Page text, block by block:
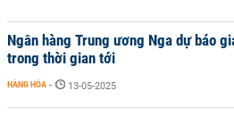
Ngân hàng Trung ương Nga dự báo
trong thời gian tới
HÀNG HÓA - 13-05-2025